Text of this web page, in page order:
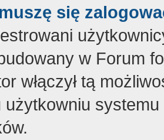
się
w Forum
włączył tą
użytkowniu